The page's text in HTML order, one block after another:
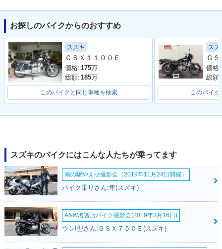
お探しのバイクからのおすすめ
スズキ
ＧＳＸ１１００Ｅ
価格: 175万
総額: 185万
このバイクと同じ車種を検索
スズ
価格:
総額:
このバイ
スズキのバイクにはこんな人たちが乗ってます
南の駅やえせ撮影会（2019年11月24日開催）
バイク乗りさん:隼(スズキ)
A&W名護店バイク撮影会(2019年3月16日)
ウシI型さん:ＧＳＸ７５０Ｅ(スズキ)